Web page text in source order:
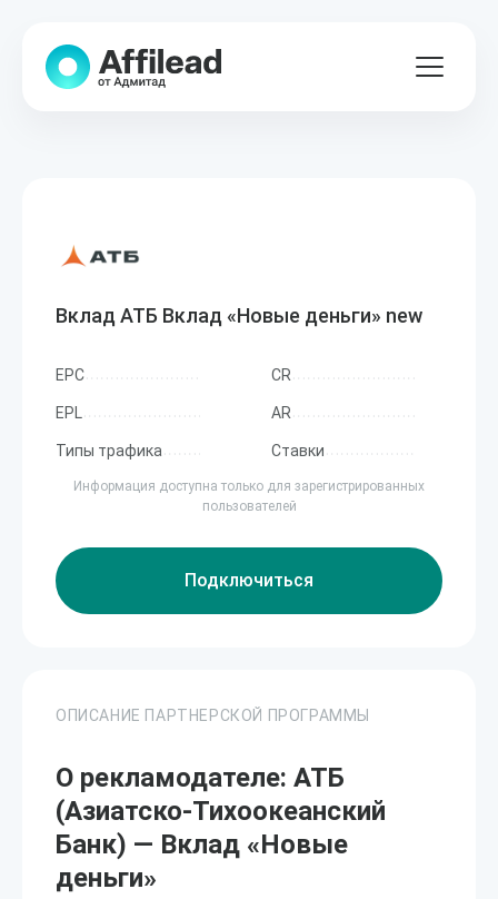
Вклад АТБ Вклад «Новые деньги» new
EPC CR
EPL AR
Типы трафика Ставки
Информация доступна только для зарегистрированных
пользователей
Подключиться
ОПИСАНИЕ ПАРТНЕРСКОЙ ПРОГРАММЫ
О рекламодателе: АТБ
(Азиатско-Тихоокеанский
Банк) — Вклад «Новые
деньги»